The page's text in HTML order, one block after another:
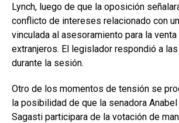
Lynch, luego de que la oposición
conflicto de intereses relacionado con
vinculada al asesoramiento para la
extranjeros. El legislador respondió a
durante la sesión.
Otro de los momentos de tensión se
la posibilidad de que la senadora
Sagasti participara de la votación de